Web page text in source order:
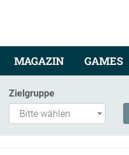
MAGAZIN GAMES
Zielgruppe